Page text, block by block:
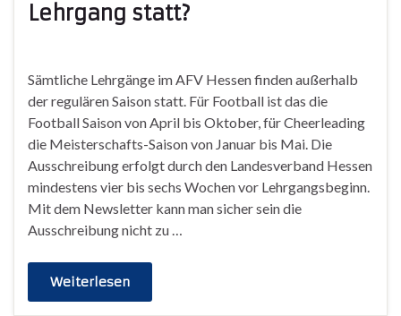
Lehrgang statt?
Sämtliche Lehrgänge im AFV Hessen finden außerhalb
der regulären Saison statt. Für Football ist das die
Football Saison von April bis Oktober, für Cheerleading
die Meisterschafts-Saison von Januar bis Mai. Die
Ausschreibung erfolgt durch den Landesverband Hessen
mindestens vier bis sechs Wochen vor Lehrgangsbeginn.
Mit dem Newsletter kann man sicher sein die
Ausschreibung nicht zu …
Weiterlesen